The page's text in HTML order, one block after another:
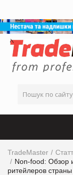
TradeMaster
Non-food: Обзор
ритейлеров страны